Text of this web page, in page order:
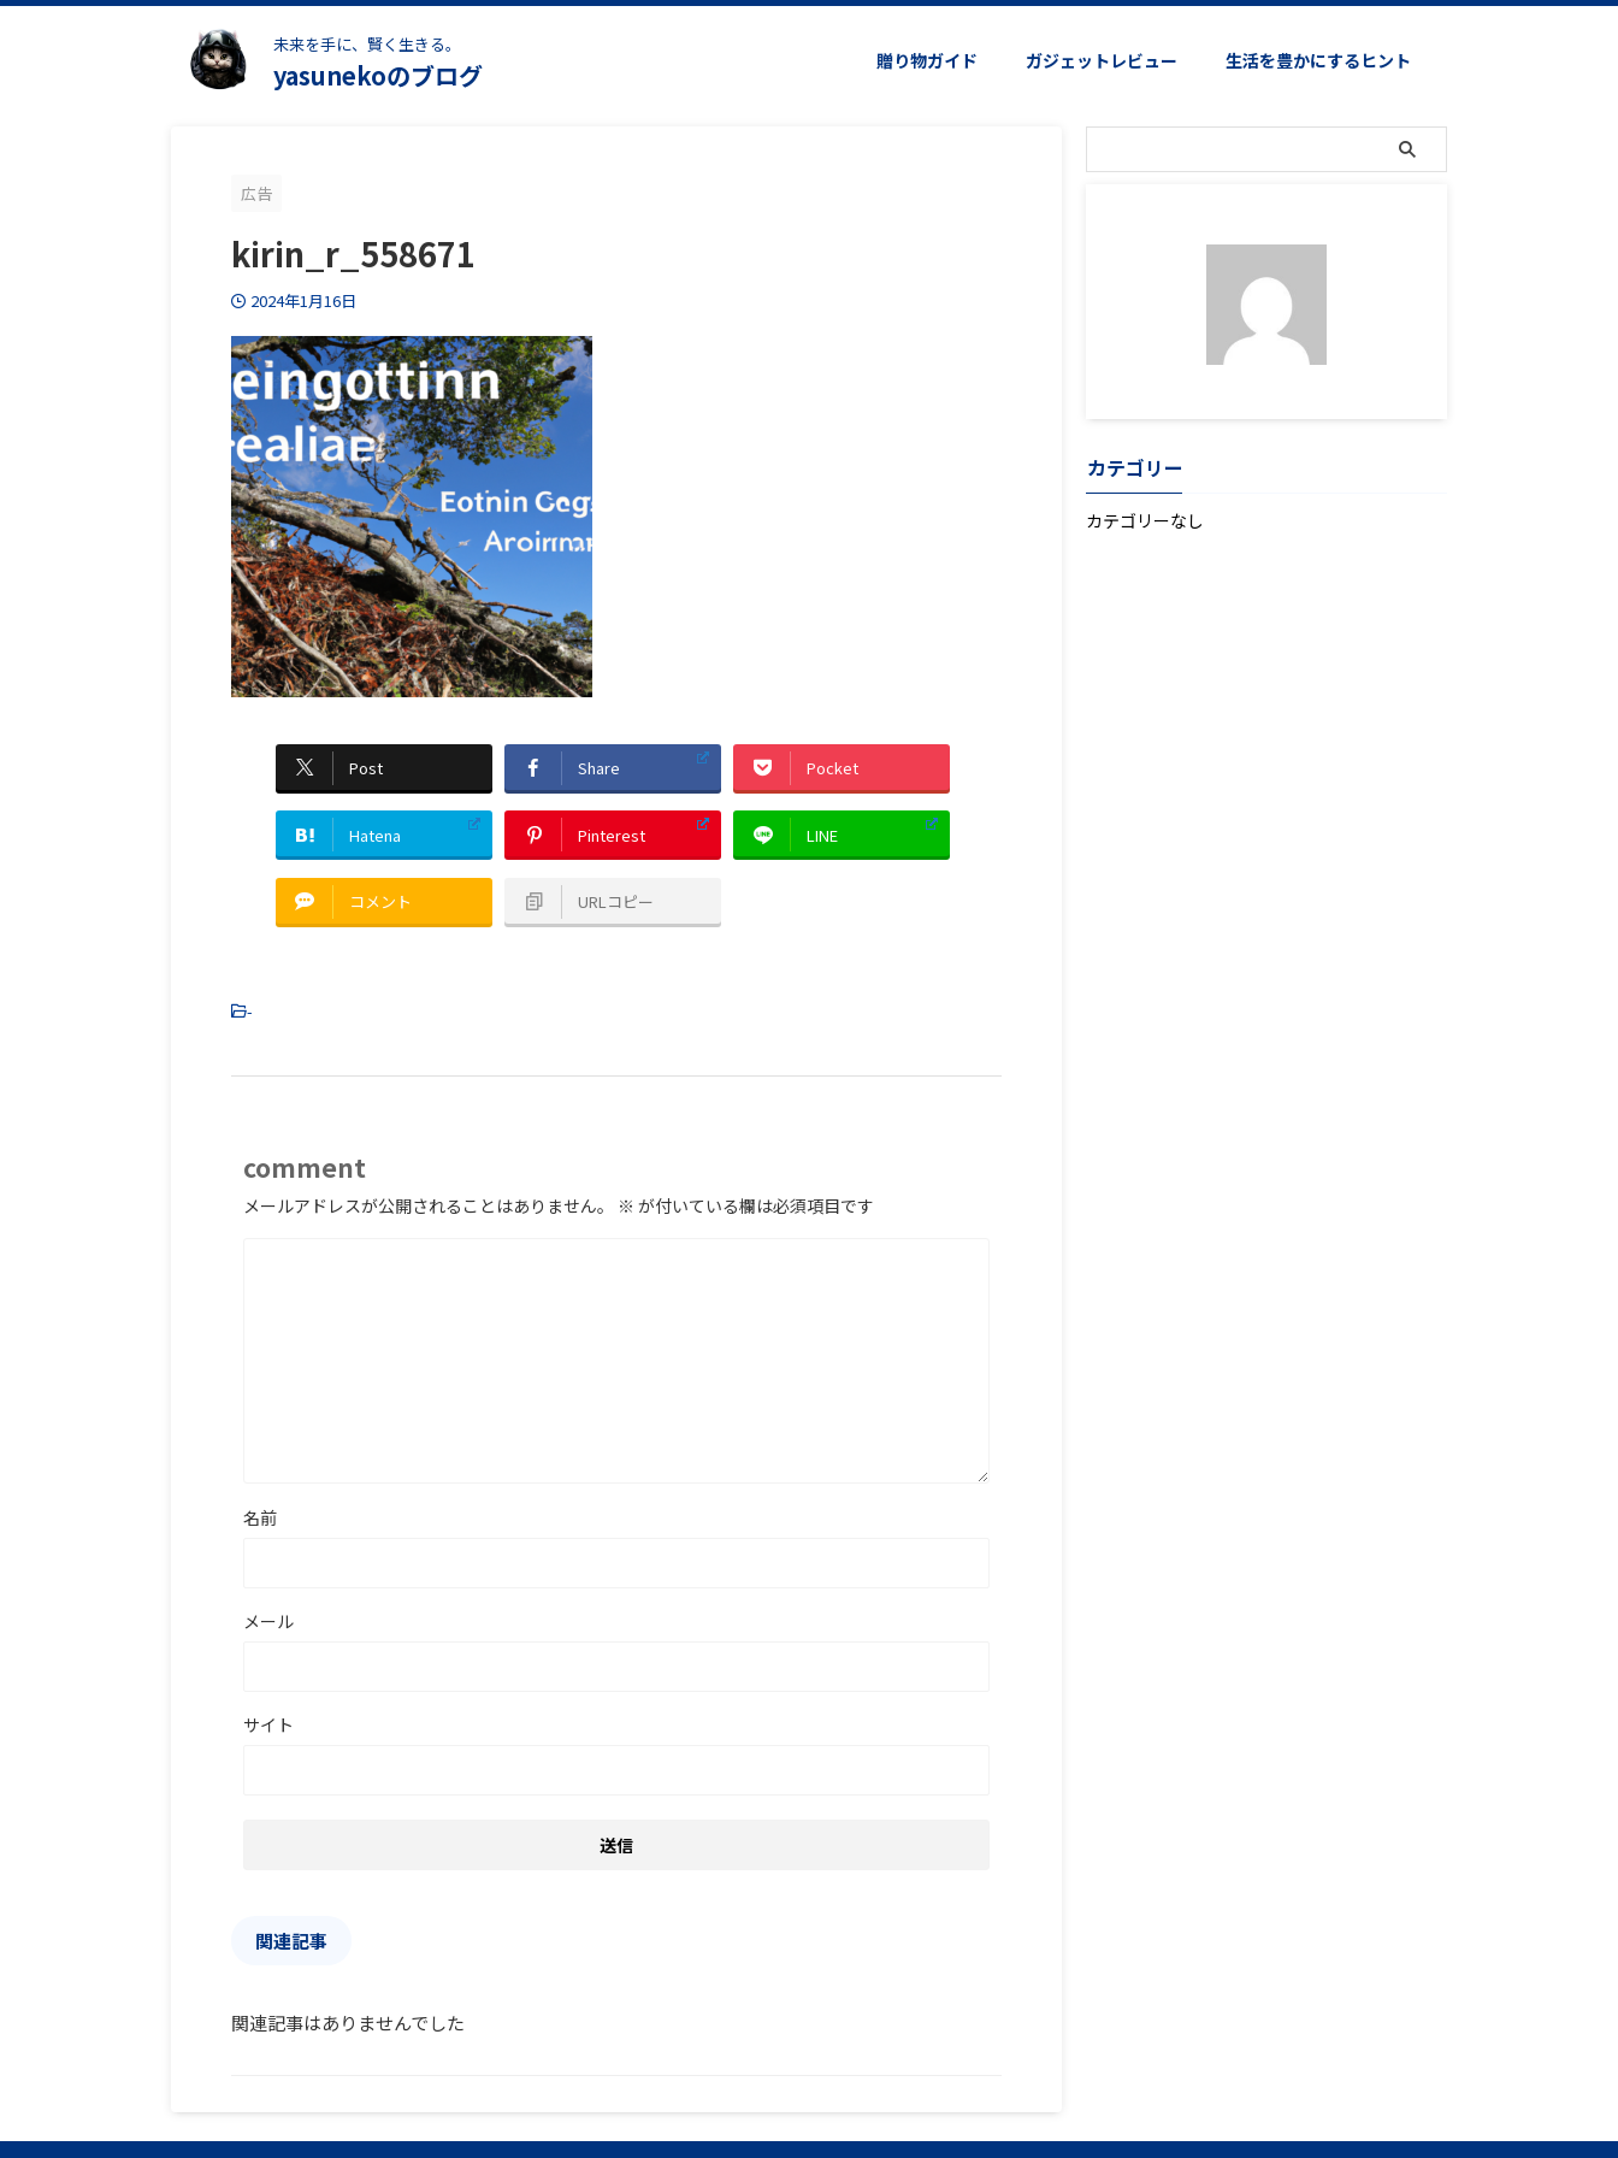
未来を手に、賢く生きる。
yasunekoのブログ 贈り物ガイド ガジェットレビュー 生活を豊かにするヒント
広告
kirin_r_558671
2024年1月16日
Post Share Pocket
Hatena Pinterest LINE
コメント URLコピー
-
comment
メールアドレスが公開されることはありません。 ※ が付いている欄は必須項目です
名前
メール
サイト
関連記事
関連記事はありませんでした
カテゴリー
カテゴリーなし